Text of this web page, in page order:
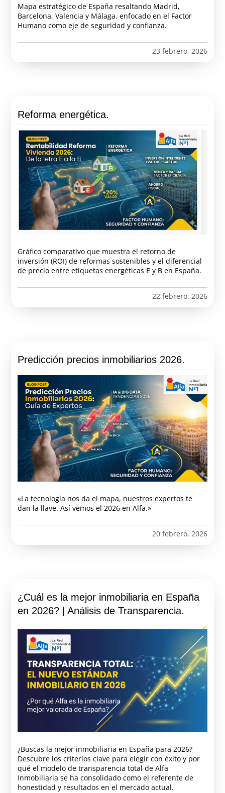
Mapa estratégico de España resaltando Madrid,
Barcelona, Valencia y Málaga, enfocado en el Factor
Humano como eje de seguridad y confianza.
23 febrero, 2026
Reforma energética.
Gráfico comparativo que muestra el retorno de
inversión (ROI) de reformas sostenibles y el diferencial
de precio entre etiquetas energéticas E y B en España.
22 febrero, 2026
Predicción precios inmobiliarios 2026.
«La tecnología nos da el mapa, nuestros expertos te
dan la llave. Así vemos el 2026 en Alfa.»
20 febrero, 2026
¿Cuál es la mejor inmobiliaria en España
en 2026? | Análisis de Transparencia.
¿Buscas la mejor inmobiliaria en España para 2026?
Descubre los criterios clave para elegir con éxito y por
qué el modelo de transparencia total de Alfa
Inmobiliaria se ha consolidado como el referente de
honestidad y resultados en el mercado actual.